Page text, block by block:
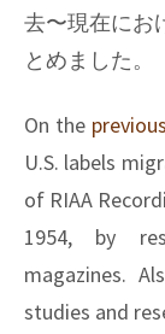
去〜現在にお
とめました。
On the
U.S. labels
of RIAA
1954, by
magazines.
studies and